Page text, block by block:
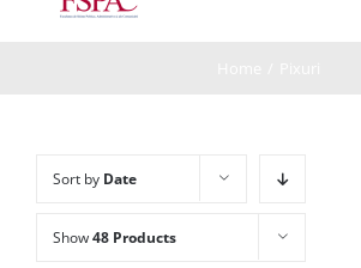
Sort by Date
Show48 Products